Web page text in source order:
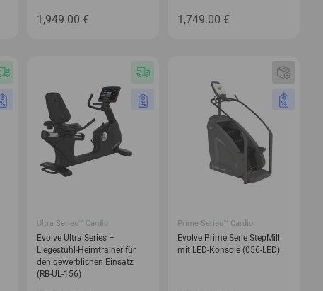
1,949.00 € 1,749.00 €
Ultra Series™ Cardio
Evolve Ultra Series –
Liegestuhl-Heimtrainer für
den gewerblichen Einsatz
(RB-UL-156)
Prime Series™ Cardio
Evolve Prime Serie StepMill
mit LED-Konsole (056-LED)